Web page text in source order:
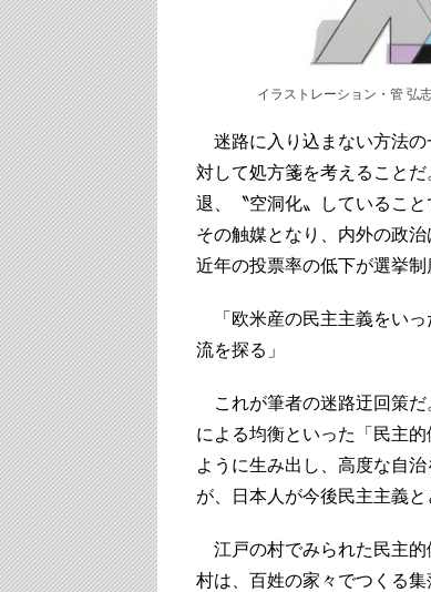
イラストレーション・管 弘
迷路に入り込まない方法の
対して処方箋を考えること
退、〝空洞化〟しているこ
その触媒となり、内外の政
近年の投票率の低下が選挙制
「欧米産の民主主義をいっ
流を探る」
これが筆者の迷路迂回策だ
による均衡といった「民主
ように生み出し、高度な自
が、日本人が今後民主主義
江戸の村でみられた民主的
村は、百姓の家々でつくる